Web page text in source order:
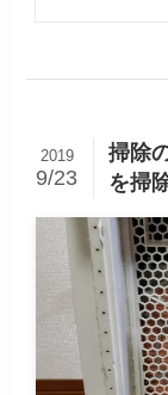
掃除
を掃
2019
9/23